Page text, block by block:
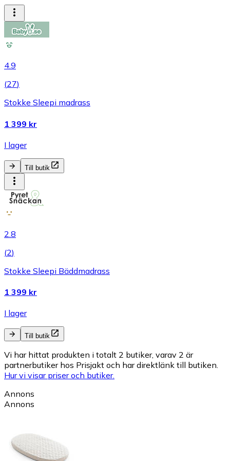
4.9
(27)
Stokke Sleepi madrass
1 399 kr
I lager
Till butik
2.8
(2)
Stokke Sleepi Bäddmadrass
1 399 kr
I lager
Till butik
Vi har hittat produkten i totalt 2 butiker, varav 2 är
partnerbutiker hos Prisjakt och har direktlänk till butiken.
Hur vi visar priser och butiker.
Annons
Annons